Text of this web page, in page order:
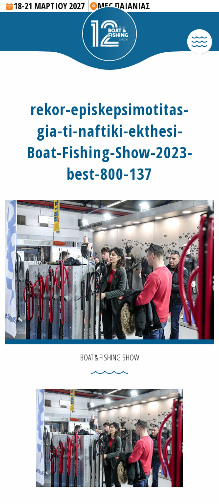
18-21 ΜΑΡΤΙΟΥ 2027 MEC ΠΑΙΑΝΙΑΣ
rekor-episkepsimotitas-
gia-ti-naftiki-ekthesi-
Boat-Fishing-Show-2023-
best-800-137
BOAT & FISHING SHOW